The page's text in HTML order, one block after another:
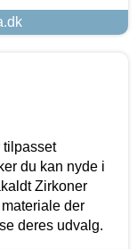
tilpasset
du kan nyde i
Zirkoner
der
deres udvalg.